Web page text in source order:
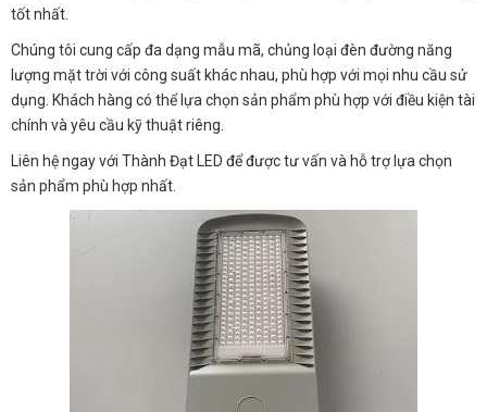
tốt nhất.
Chúng tôi cung cấp đa dạng mẫu mã, chủng loại đèn đường năng
lượng mặt trời với công suất khác nhau, phù hợp với mọi nhu cầu sử
dụng. Khách hàng có thể lựa chọn sản phẩm phù hợp với điều kiện tài
chính và yêu cầu kỹ thuật riêng.
Liên hệ ngay với Thành Đạt LED để được tư vấn và hỗ trợ lựa chọn
sản phẩm phù hợp nhất.